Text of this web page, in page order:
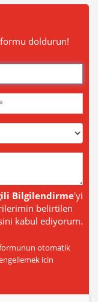
doldurun!
Bilgilendirme'yi
belirtilen
kabul ediyorum.
otomatik
icin